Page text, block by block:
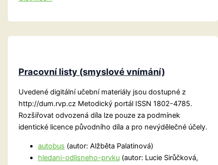
Pracovní listy (smyslové vnímání)
Uvedené digitální učební materiály jsou dostupné z
http://dum.rvp.cz Metodický portál ISSN 1802-4785.
Rozšiřovat odvozená díla lze pouze za podmínek
identické licence původního díla a pro nevýdělečné účely.
autobus (autor: Alžběta Palatinová)
hledani-odlisneho-prvku(autor: Lucie Sirůčková,